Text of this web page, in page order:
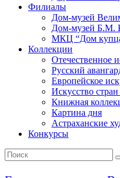
Филиалы
Дом-музей
Дом-музей Б.М.
МКЦ “Дом
Коллекции
Отечественное
Русский
Европейское
Искусство
Книжная
Картина дня
Астраханские
Конкурсы